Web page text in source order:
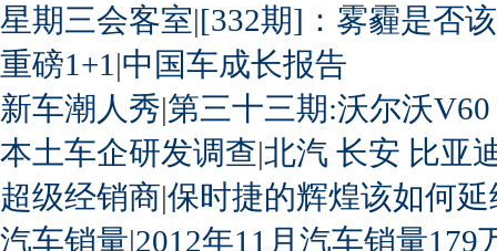
星期三会客室|[332期]：雾霾是否
重磅1+1 |中国车成长报告
新车潮人秀|第三十三期:沃尔沃
本土车企研发调查|北汽 长安 比亚
超级经销商|保时捷的辉煌该如何延
汽车销量|2012年11月汽车销量179